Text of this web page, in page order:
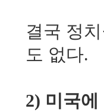
결국 정
도 없다.
2) 미국